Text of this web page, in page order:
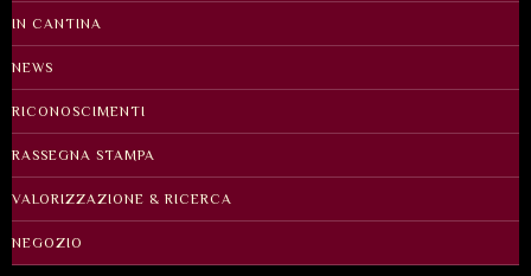
IN CANTINA
NEWS
RICONOSCIMENTI
RASSEGNA STAMPA
VALORIZZAZIONE & RICERCA
NEGOZIO